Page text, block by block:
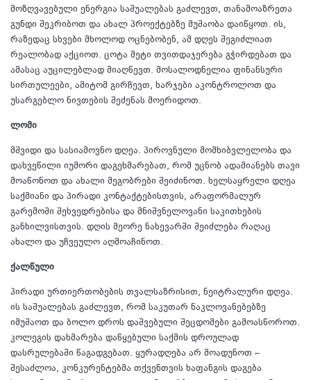
მოზღვავებული ენერგია საშუალებას გაძლევთ, თანამოაზრეთა
გუნდი შეკრიბოთ და ახალ პროექტებზე მუშაობა დაიწყოთ. ის,
რაზედაც სხვები მხოლოდ ოცნებობენ, ამ დღეს შეგიძლიათ
რეალობად აქციოთ. ცოტა მეტი თვითდაჯერება გჭირდებათ და
ამასაც აუცილებლად მიაღწევთ. მოსალოდნელია ფინანსური
სირთულეები, ამიტომ გირჩევთ, ხარჯები აკონტროლოთ და
უსარგებლო ნივთების შეძენას მოერიდოთ.
ლომი
მშვიდი და სასიამოვნო დღეა. პიროვნული მომხიბვლელობა და
დახვეწილი იუმორი დაგეხმარებათ, რომ უცნობ ადამიანებს თავი
მოაწონოთ და ახალი მეგობრები შეიძინოთ. ხელსაყრელი დღეა
საქმიანი და პირადი კონტაქტებისთვის, არაფორმალურ
გარემოში შეხვედრებისა და მნიშვნელოვანი საკითხების
განხილვისთვის. დღის მეორე ნახევარში შეიძლება რაღაც
ახალო და უჩვეულო აღმოაჩინოთ.
ქალწული
პირადი ურთიერთობების თვალსაზრისით, ნეიტრალური დღეა.
ის საშუალებას გაძლევთ, რომ საკუთარ ნაკლოვანებებზე
იმუშაოთ და ბოლო დროს დაშვებული შეცდომები გამოასწოროთ.
კოლეგის დახმარება დაწყებული საქმის დროულად
დასრულებაში წაგადგებათ. ყურადღება არ მოადუნოთ –
შესაძლოა, კონკურენტებმა თქვენთვის ხაფანგის დაგება